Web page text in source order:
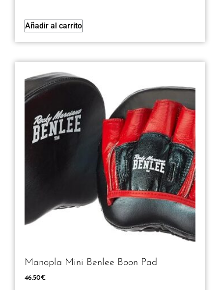
Añadir al carrito
Manopla Mini Benlee Boon Pad
46.50€